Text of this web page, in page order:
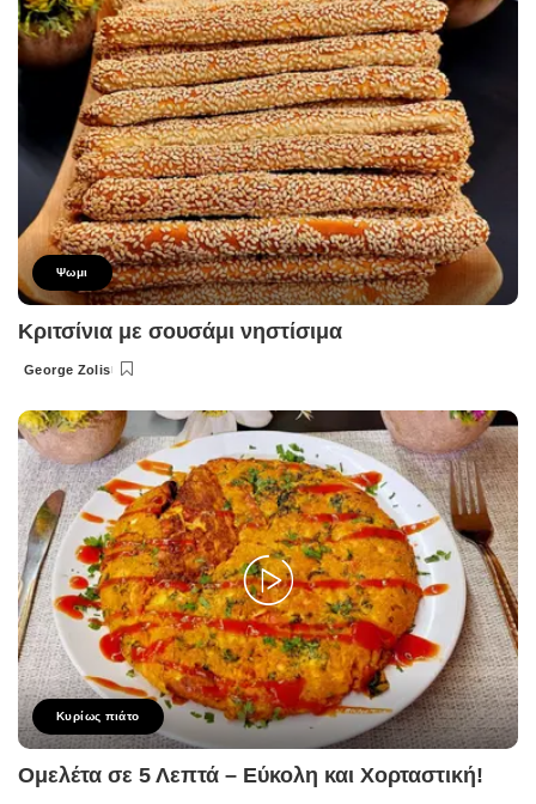
Ψωμι
Κριτσίνια με σουσάμι νηστίσιμα
Posted
George Zolis
Κυρίως πιάτο
Ομελέτα σε 5 Λεπτά – Εύκολη και Χορταστική!